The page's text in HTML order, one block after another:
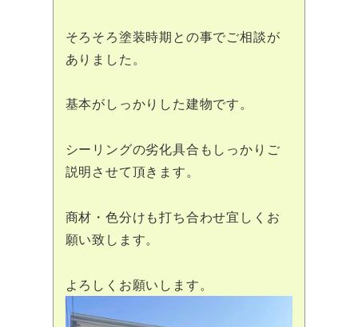
そろそろ塗装時期との事でご相談が
ありました。
基本がしっかりした建物です。
シーリングの劣化具合もしっかりご
説明させて頂きます。
商材・色分けも打ち合わせ宜しくお
願い致します。
よろしくお願いします。